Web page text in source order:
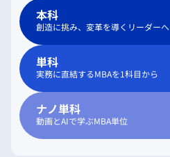
本科
創造に挑み、変革を導くリーダーへ
単科
実務に直結するMBAを1科目から
ナノ単科
動画とAIで学ぶMBA単位